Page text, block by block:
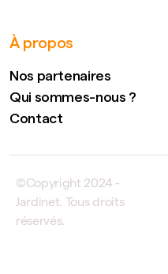
À propos
Nos partenaires
Qui sommes-nous ?
Contact
©Copyright 2024 -
Jardinet. Tous droits
réservés.